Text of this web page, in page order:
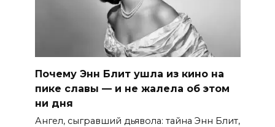
Почему Энн Блит ушла из кино на
пике славы — и не жалела об этом
ни дня
Ангел, сыгравший дьявола: тайна Энн Блит,